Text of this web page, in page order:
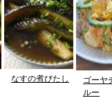
なすの煮びたし
ゴーヤ
ルー